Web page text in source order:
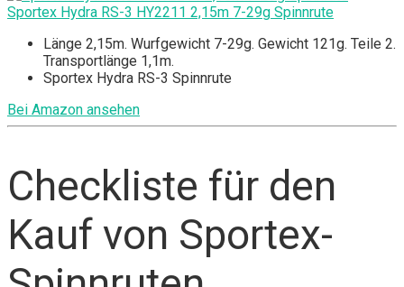
Sportex Hydra RS-3 HY2211 2,15m 7-29g Spinnrute
Länge 2,15m. Wurfgewicht 7-29g. Gewicht 121g. Teile 2.
Transportlänge 1,1m.
Sportex Hydra RS-3 Spinnrute
Bei Amazon ansehen
Checkliste für den
Kauf von Sportex-